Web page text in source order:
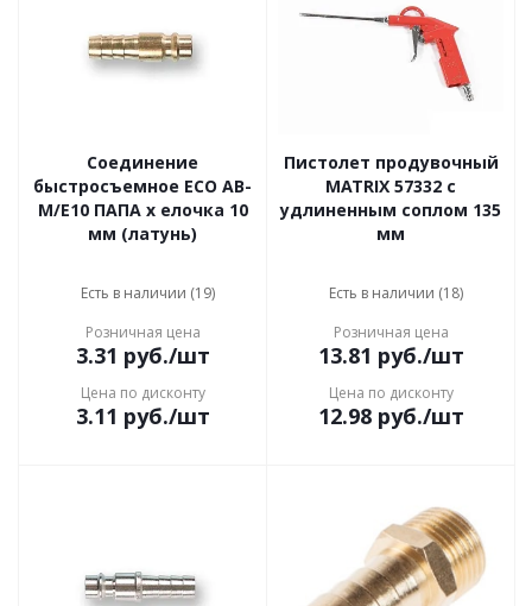
Соединение
быстросъемное ECO AB-
M/E10 ПАПА х елочка 10
мм (латунь)
Есть в наличии (19)
Розничная цена
3.31 руб./шт
Цена по дисконту
3.11 руб./шт
Пистолет продувочный
MATRIX 57332 с
удлиненным соплом 135
мм
Есть в наличии (18)
Розничная цена
13.81 руб./шт
Цена по дисконту
12.98руб./шт